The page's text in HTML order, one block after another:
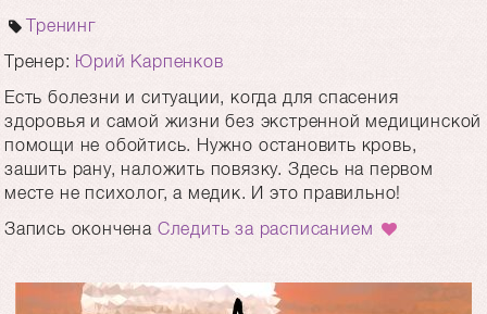
Тренинг
Тренер: Юрий Карпенков
Есть болезни и ситуации, когда для спасения
здоровья и самой жизни без экстренной медицинской
помощи не обойтись. Нужно остановить кровь,
зашить рану, наложить повязку. Здесь на первом
месте не психолог, а медик. И это правильно!
Запись окончена Следить за расписанием